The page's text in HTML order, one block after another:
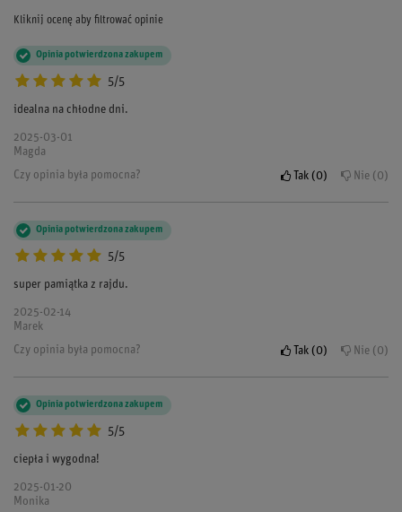
Kliknij ocenę aby filtrować opinie
5/5
Opinia potwierdzona zakupem
idealna na chłodne dni.
2025-03-01
Magda
Czy opinia była pomocna?
Tak 0 Nie 0
5/5
Opinia potwierdzona zakupem
super pamiątka z rajdu.
2025-02-14
Marek
Czy opinia była pomocna?
Tak 0 Nie 0
5/5
Opinia potwierdzona zakupem
ciepła i wygodna!
2025-01-20
Monika